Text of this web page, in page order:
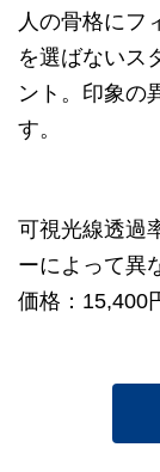
人の骨格にフ
を選ばないス
ント。印象の
す。
可視光線透過
ーによって異
価格：15,400